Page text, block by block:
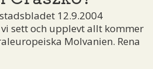
12.9.2004
sett och upplevt allt kommer
Molvanien. Rena